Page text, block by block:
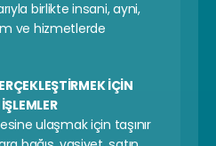
birlikte insani, ayni,
ve hizmetlerde
İÇİN
ulaşmak için taşınır